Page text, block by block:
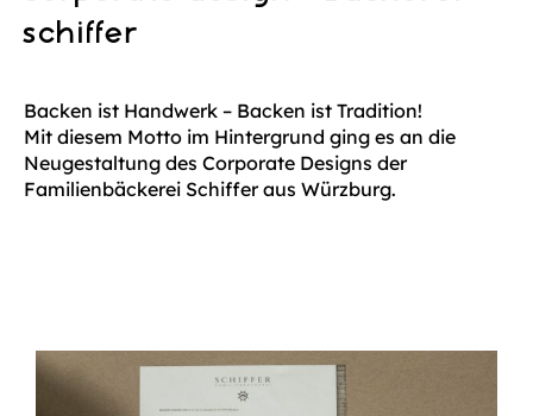
schiffer
Backen ist Handwerk – Backen ist Tradition!
Mit diesem Motto im Hintergrund ging es an die
Neugestaltung des Corporate Designs der
Familienbäckerei Schiffer aus Würzburg.